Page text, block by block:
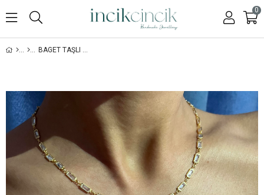
0
BAGET TAŞLI KOLYE-925 AYAR GÜMÜŞ